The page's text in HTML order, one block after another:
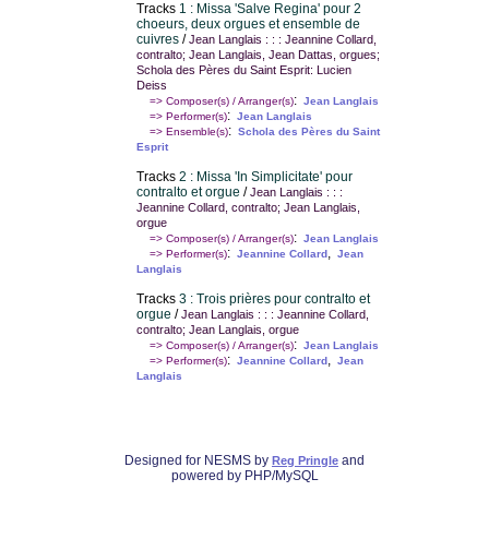
Tracks 1 : Missa 'Salve Regina' pour 2
choeurs, deux orgues et ensemble de
cuivres/Jean Langlais : : : Jeannine Collard,
contralto; Jean Langlais, Jean Dattas, orgues;
Schola des Pères du Saint Esprit: Lucien
Deiss
=> Composer(s) / Arranger(s): Jean Langlais
=> Performer(s): Jean Langlais
=> Ensemble(s): Schola des Pères du Saint
Esprit
Tracks 2 : Missa 'In Simplicitate' pour
contralto et orgue /Jean Langlais : : :
Jeannine Collard, contralto; Jean Langlais,
orgue
=> Composer(s) / Arranger(s): Jean Langlais
=> Performer(s): Jeannine Collard, Jean
Langlais
Tracks 3 : Trois prières pour contralto et
orgue /Jean Langlais : : : Jeannine Collard,
contralto; Jean Langlais, orgue
=> Composer(s) / Arranger(s): Jean Langlais
=> Performer(s): Jeannine Collard, Jean
Langlais
Designed for NESMS by Reg Pringle and
powered by PHP/MySQL